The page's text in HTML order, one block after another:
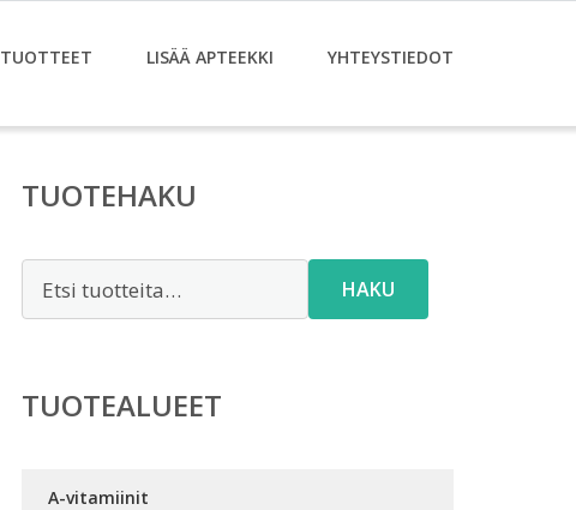
TUOTTEET LISÄÄ APTEEKKI YHTEYSTIEDOT
TUOTEHAKU
HAKU
TUOTEALUEET
A-vitamiinit